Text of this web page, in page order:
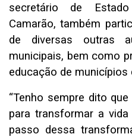
secretário de
Camarão, também
de diversas outras
municipais, bem como
educação de municípios
“Tenho sempre dito
para transformar a
passo dessa